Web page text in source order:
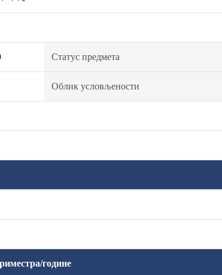
Статус предмета
Облик условљености
године